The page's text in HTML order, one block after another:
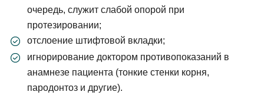
очередь, служит слабой опорой при
протезировании;
отслоение штифтовой вкладки;
игнорирование доктором противопоказаний в
анамнезе пациента (тонкие стенки корня,
пародонтоз и другие).